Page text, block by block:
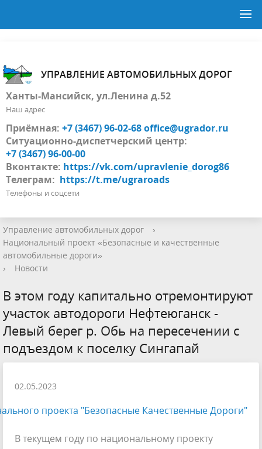
УПРАВЛЕНИЕ АВТОМОБИЛЬНЫХ ДОРОГ
Ханты-Мансийск, ул.Ленина д.52
Наш адрес
Приёмная: +7 (3467) 96-02-68office@ugrador.ru
Ситуационно-диспетчерский центр:
+7 (3467) 96-00-00
Вконтакте: https://vk.com/upravlenie_dorog86
Телеграм: https://t.me/ugraroads
Телефоны и соцсети
Управление автомобильных дорог
›
Национальный проект «Безопасные и качественные
автомобильные дороги»
›
Новости
В этом году капитально отремонтируют
участок автодороги Нефтеюганск -
Левый берег р. Обь на пересечении с
подъездом к поселку Сингапай
02.05.2023
проекта "Безопасные Качественные Дороги"
В текущем году по национальному проекту